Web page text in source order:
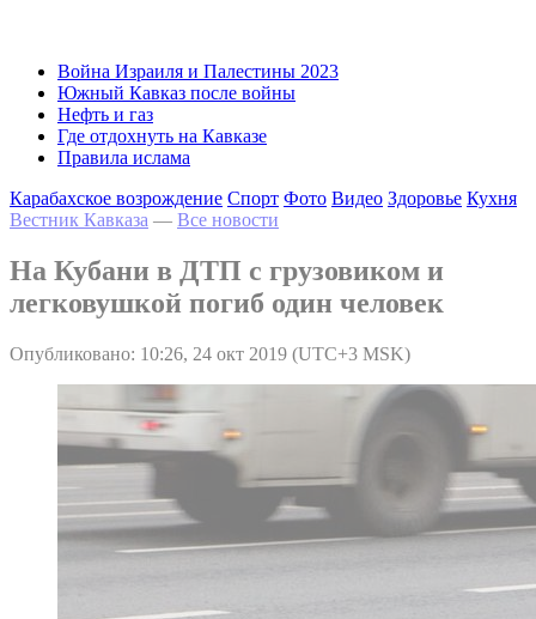
Война Израиля и Палестины 2023
Южный Кавказ после войны
Нефть и газ
Где отдохнуть на Кавказе
Правила ислама
Карабахское возрождение Спорт Фото Видео Здоровье Кухня
Вестник Кавказа — Все новости
На Кубани в ДТП с грузовиком и
легковушкой погиб один человек
Опубликовано: 10:26, 24 окт 2019 (UTC+3 MSK)